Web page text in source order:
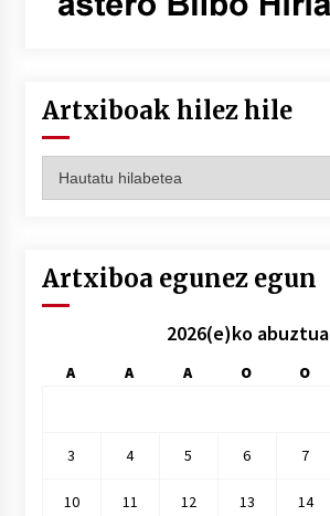
Artxiboak hilez hile
hilez
Artxiboa egunez egun
2026(e)ko abuztua
A A A O O
3 4 5 6 7
10 11 12 13 14